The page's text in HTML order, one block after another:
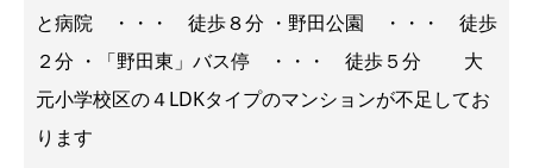
と病院 ・・・ 徒歩８分 ・野田公園 ・・・ 徒歩
２分 ・「野田東」バス停 ・・・ 徒歩５分 大
元小学校区の４LDKタイプのマンションが不足してお
ります